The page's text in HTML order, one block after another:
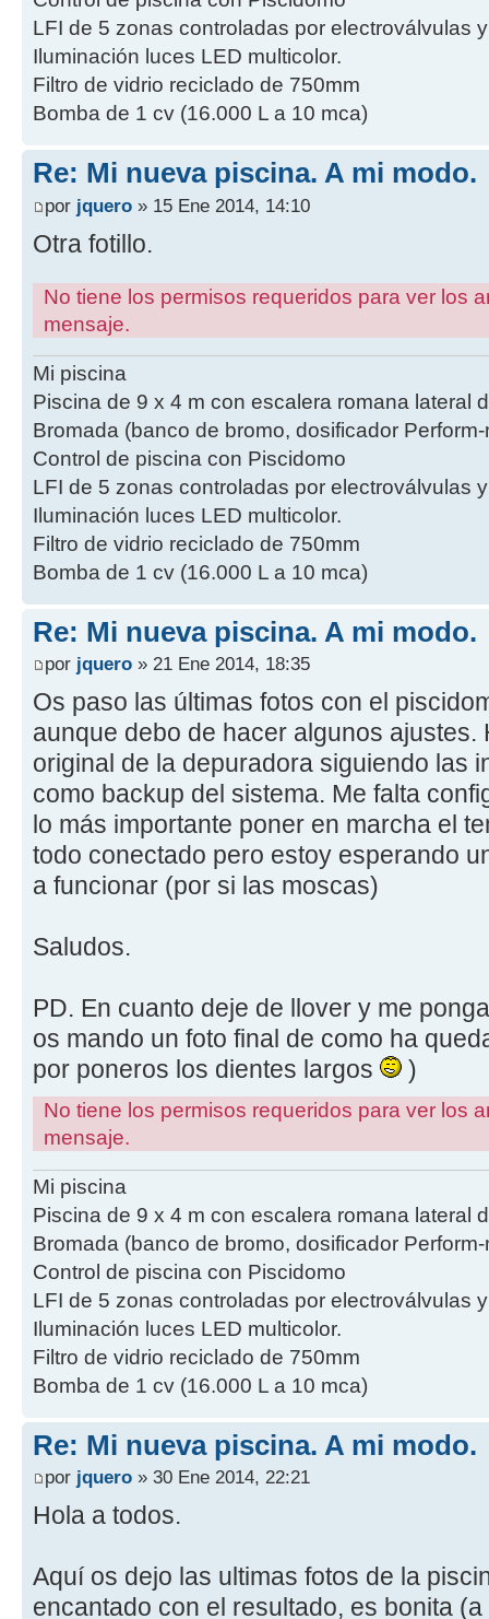
LFI de 5 zonas controladas por electroválvulas
Iluminación luces LED multicolor.
Filtro de vidrio reciclado de 750mm
Bomba de 1 cv (16.000 L a 10 mca)
Re: Mi nueva piscina. A mi modo.
por jquero » 15 Ene 2014, 14:10
Otra fotillo.
No tiene los permisos requeridos para ver los
mensaje.
Mi piscina
Piscina de 9 x 4 m con escalera romana lateral
Bromada (banco de bromo, dosificador
Control de piscina con Piscidomo
LFI de 5 zonas controladas por electroválvulas
Iluminación luces LED multicolor.
Filtro de vidrio reciclado de 750mm
Bomba de 1 cv (16.000 L a 10 mca)
Re: Mi nueva piscina. A mi modo.
por jquero » 21 Ene 2014, 18:35
Os paso las últimas fotos con el
aunque debo de hacer algunos ajustes.
original de la depuradora siguiendo las
como backup del sistema. Me falta
lo más importante poner en marcha el
todo conectado pero estoy esperando
a funcionar (por si las moscas)
Saludos.
PD. En cuanto deje de llover y me
os mando un foto final de como ha
por poneros los dientes largos
)
No tiene los permisos requeridos para ver los
mensaje.
Mi piscina
Piscina de 9 x 4 m con escalera romana lateral
Bromada (banco de bromo, dosificador
Control de piscina con Piscidomo
LFI de 5 zonas controladas por electroválvulas
Iluminación luces LED multicolor.
Filtro de vidrio reciclado de 750mm
Bomba de 1 cv (16.000 L a 10 mca)
Re: Mi nueva piscina. A mi modo.
por jquero » 30 Ene 2014, 22:21
Hola a todos.
Aquí os dejo las ultimas fotos de la
encantado con el resultado, es bonita